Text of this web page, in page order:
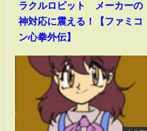
ラクルロピット メーカーの
神対応に震える！【ファミコ
ン心拳外伝】